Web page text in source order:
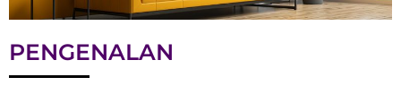
PENGENALAN